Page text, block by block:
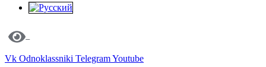
Vk Odnoklassniki TelegramYoutube